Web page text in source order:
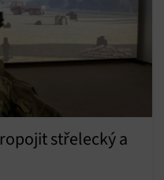
střelecký a